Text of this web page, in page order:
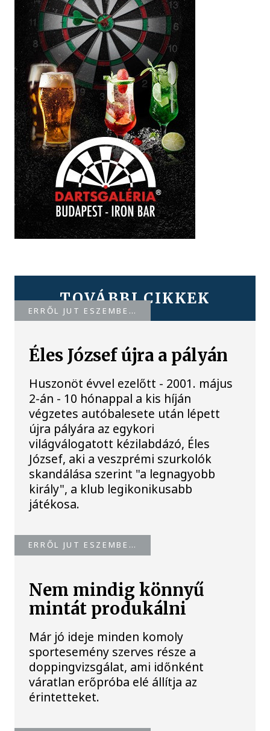
TOVÁBBI CIKKEK
ERRŐL JUT ESZEMBE…
Éles József újra a pályán
Huszonöt évvel ezelőtt - 2001. május
2-án - 10 hónappal a kis híján
végzetes autóbalesete után lépett
újra pályára az egykori
világválogatott kézilabdázó, Éles
József, aki a veszprémi szurkolók
skandálása szerint "a legnagyobb
király", a klub legikonikusabb
játékosa.
ERRŐL JUT ESZEMBE…
Nem mindig könnyű
mintát produkálni
Már jó ideje minden komoly
sportesemény szerves része a
doppingvizsgálat, ami időnként
váratlan erőpróba elé állítja az
érintetteket.